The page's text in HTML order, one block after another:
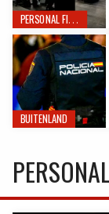
PERSONAL FINANCE
BUITENLAND